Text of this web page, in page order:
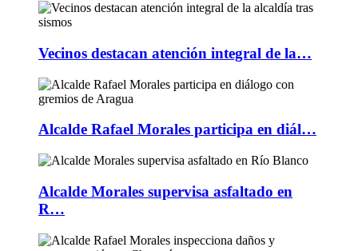
Vecinos destacan atención integral de la…
Alcalde Rafael Morales participa en diál…
Alcalde Morales supervisa asfaltado en
R…